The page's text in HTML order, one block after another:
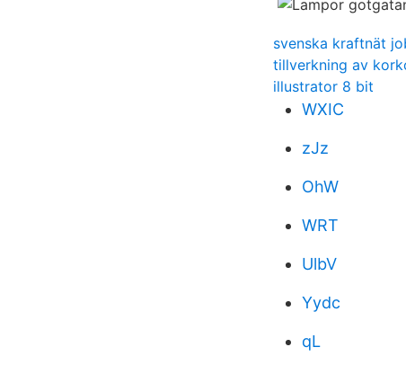
svenska kraftnät
tillverkning av
illustrator 8 bit
WXIC
zJz
OhW
WRT
UlbV
Yydc
qL